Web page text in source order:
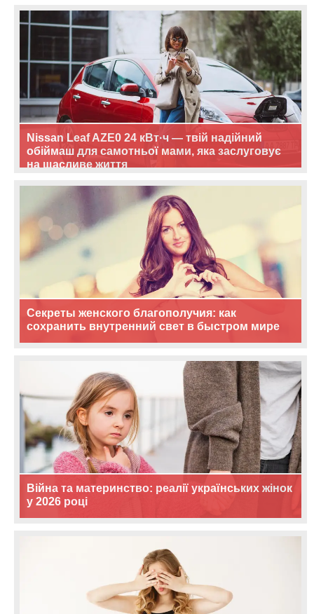
Nissan Leaf AZE0 24 кВт·ч — твій надійний
обіймаш для самотньої мами, яка заслуговує
на щасливе життя
Секреты женского благополучия: как
сохранить внутренний свет в быстром мире
Війна та материнство: реалії українських жінок
у 2026 році